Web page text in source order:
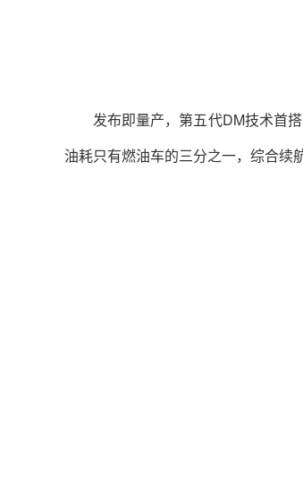
发布即量产，第五代DM技术首
油耗只有燃油车的三分之一，综合续